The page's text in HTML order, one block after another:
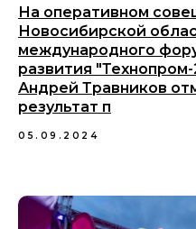
На оперативном
Новосибирской
международного
развития
Андрей Травников
результат п
05.09.2024